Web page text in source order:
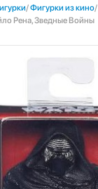
/Фигурки из кино/
Рена, Зведные Войны